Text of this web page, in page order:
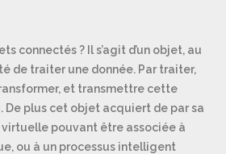
connectés ? Il s’agit d’un objet, au
de traiter une donnée. Par traiter,
et transmettre cette
De plus cet objet acquiert de par sa
pouvant être associée à
ou à un processus intelligent